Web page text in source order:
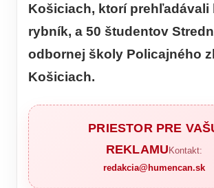
Košiciach, ktorí prehľadávali
rybník, a 50 študentov
odbornej školy Policajného
Košiciach.
PRIESTOR PRE
REKLAMU Kontakt:
redakcia@humencan.sk